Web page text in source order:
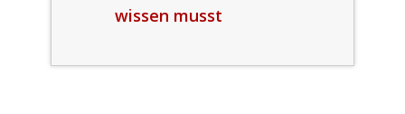
wissen musst